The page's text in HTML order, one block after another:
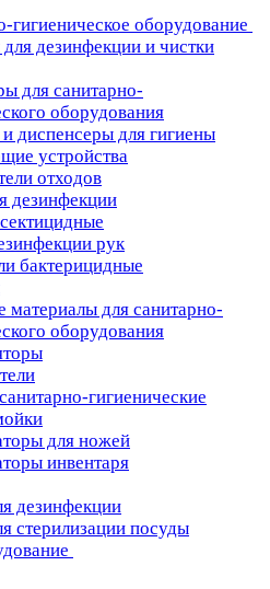
гигиеническое оборудование
дезинфекции и чистки
для санитарно-
оборудования
диспенсеры для гигиены
устройства
отходов
дезинфекции
рук
бактерицидные
материалы для санитарно-
оборудования
гигиенические
для ножей
инвентаря
дезинфекции
стерилизации посуды